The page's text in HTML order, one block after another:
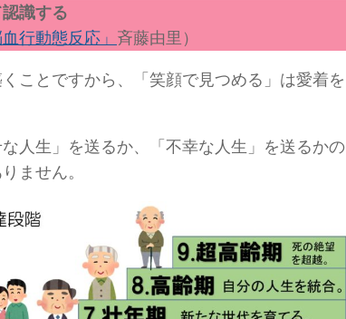
識する
行動態反応」 斉藤由里）
ことですから、「笑顔で見つめる」は愛着を
人生」を送るか、「不幸な人生」を送るかの
ません。